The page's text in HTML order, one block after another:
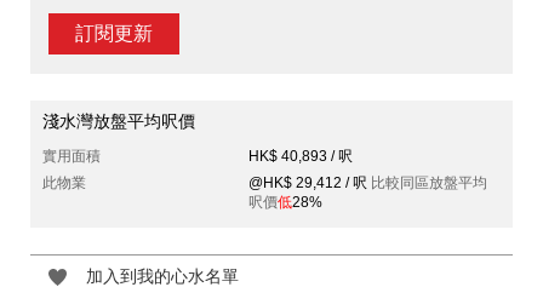
訂閱更新
淺水灣放盤平均呎價
實用面積
HK$ 40,893 / 呎
此物業
@HK$ 29,412 / 呎 比較同區放盤平均
呎價低28%
加入到我的心水名單